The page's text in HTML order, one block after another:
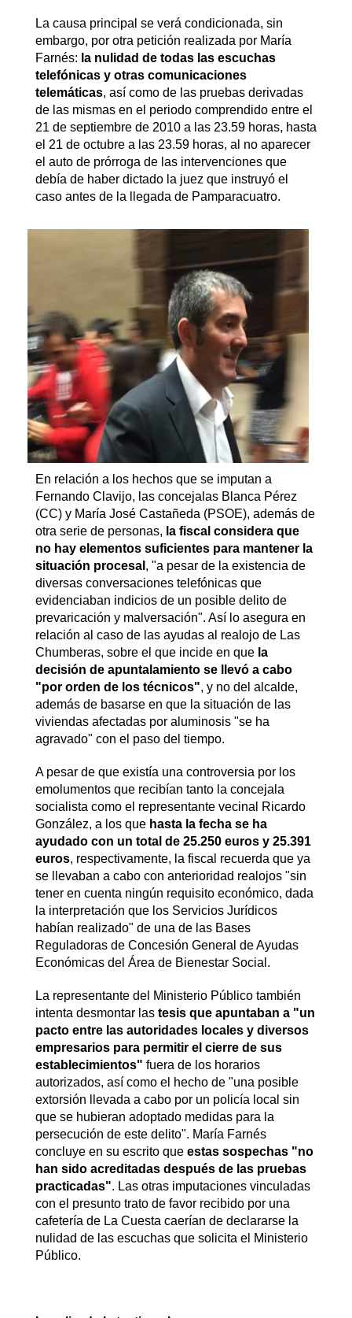
La causa principal se verá condicionada, sin
embargo, por otra petición realizada por María
Farnés: la nulidad de todas las escuchas
telefónicas y otras comunicaciones
telemáticas, así como de las pruebas derivadas
de las mismas en el periodo comprendido entre el
21 de septiembre de 2010 a las 23.59 horas, hasta
el 21 de octubre a las 23.59 horas, al no aparecer
el auto de prórroga de las intervenciones que
debía de haber dictado la juez que instruyó el
caso antes de la llegada de Pamparacuatro.
En relación a los hechos que se imputan a
Fernando Clavijo, las concejalas Blanca Pérez
(CC) y María José Castañeda (PSOE), además de
otra serie de personas, la fiscal considera que
no hay elementos suficientes para mantener la
situación procesal , "a pesar de la existencia de
diversas conversaciones telefónicas que
evidenciaban indicios de un posible delito de
prevaricación y malversación". Así lo asegura en
relación al caso de las ayudas al realojo de Las
Chumberas, sobre el que incide en que la
decisión de apuntalamiento se llevó a cabo
"por orden de los técnicos", y no del alcalde,
además de basarse en que la situación de las
viviendas afectadas por aluminosis "se ha
agravado" con el paso del tiempo.
A pesar de que existía una controversia por los
emolumentos que recibían tanto la concejala
socialista como el representante vecinal Ricardo
González, a los que hasta la fecha se ha
ayudado con un total de 25.250 euros y 25.391
euros, respectivamente, la fiscal recuerda que ya
se llevaban a cabo con anterioridad realojos "sin
tener en cuenta ningún requisito económico, dada
la interpretación que los Servicios Jurídicos
habían realizado" de una de las Bases
Reguladoras de Concesión General de Ayudas
Económicas del Área de Bienestar Social.
La representante del Ministerio Público también
intenta desmontar las tesis que apuntaban a "un
pacto entre las autoridades locales y diversos
empresarios para permitir el cierre de sus
establecimientos" fuera de los horarios
autorizados, así como el hecho de "una posible
extorsión llevada a cabo por un policía local sin
que se hubieran adoptado medidas para la
persecución de este delito". María Farnés
concluye en su escrito que estas sospechas "no
han sido acreditadas después de las pruebas
practicadas". Las otras imputaciones vinculadas
con el presunto trato de favor recibido por una
cafetería de La Cuesta caerían de declararse la
nulidad de las escuchas que solicita el Ministerio
Público.